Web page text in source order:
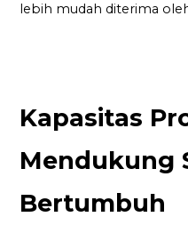
lebih mudah diterima
Kapasitas
Mendukung
Bertumbuh